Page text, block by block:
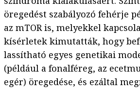
öregedést szabályozó fehérje
az mTOR is, melyekkel
kísérletek kimutatták, hogy
lassítható egyes genetikai
(például a fonalféreg, az
egér) öregedése, és ezáltal